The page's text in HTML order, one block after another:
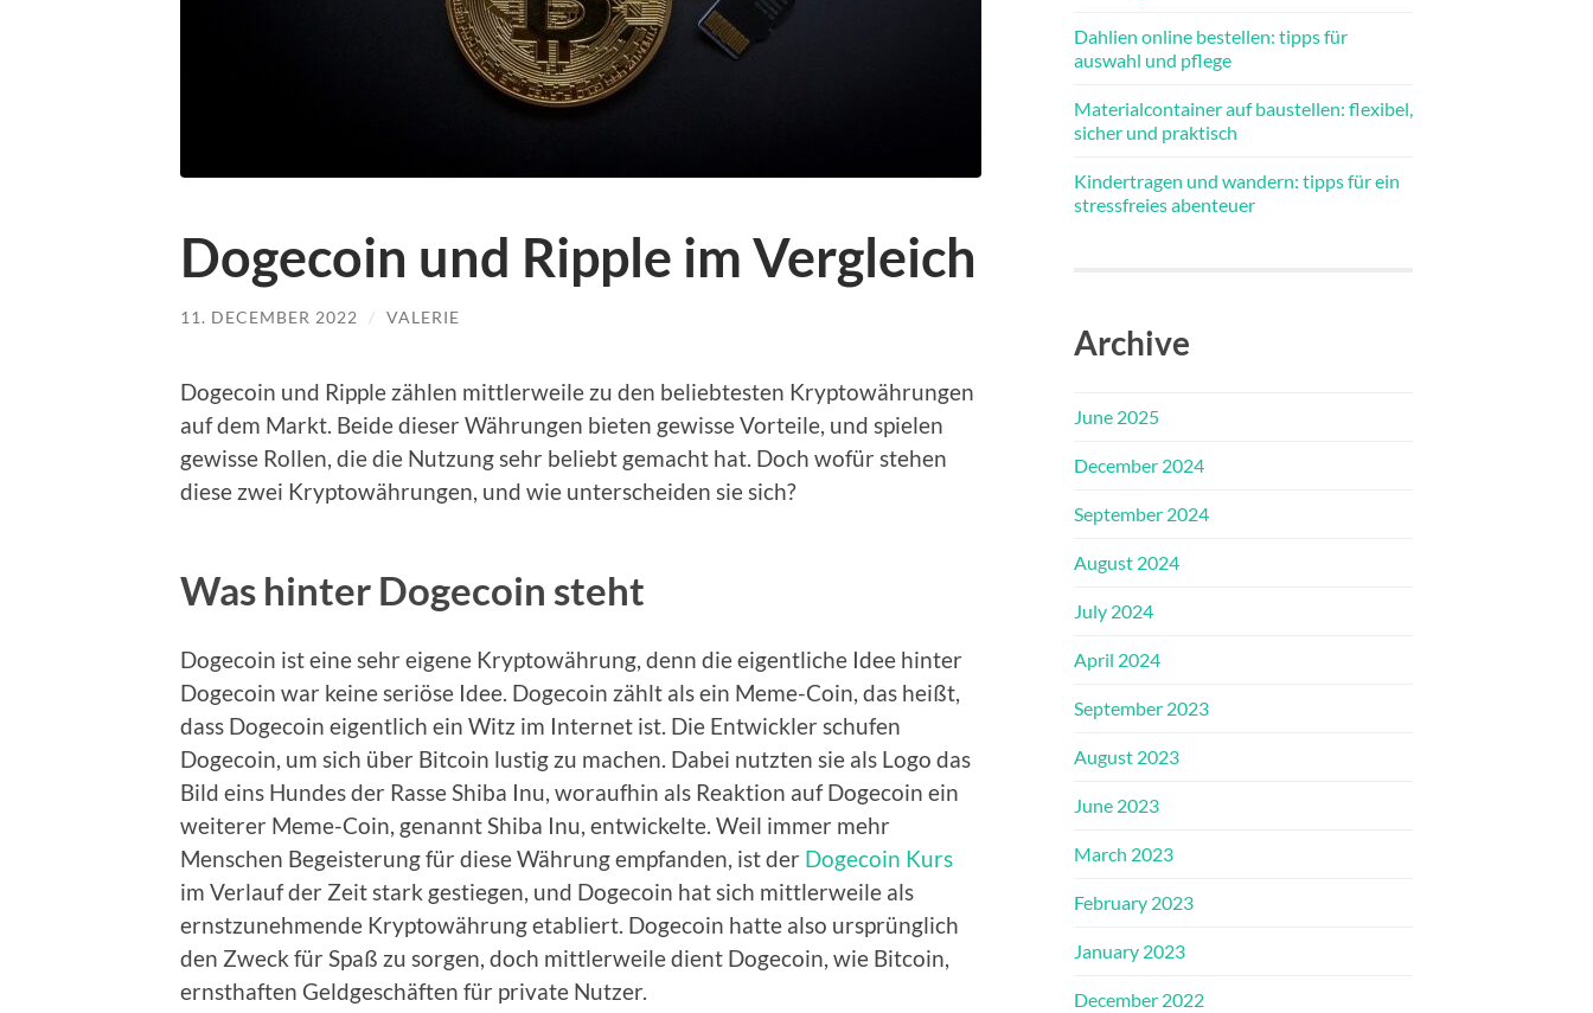
Dogecoin und Ripple im Vergleich
11. DECEMBER 2022 / VALERIE
Dogecoin und Ripple zählen mittlerweile zu den beliebtesten Kryptowährungen
auf dem Markt. Beide dieser Währungen bieten gewisse Vorteile, und spielen
gewisse Rollen, die die Nutzung sehr beliebt gemacht hat. Doch wofür stehen
diese zwei Kryptowährungen, und wie unterscheiden sie sich?
Was hinter Dogecoin steht
Dogecoin ist eine sehr eigene Kryptowährung, denn die eigentliche Idee hinter
Dogecoin war keine seriöse Idee. Dogecoin zählt als ein Meme-Coin, das heißt,
dass Dogecoin eigentlich ein Witz im Internet ist. Die Entwickler schufen
Dogecoin, um sich über Bitcoin lustig zu machen. Dabei nutzten sie als Logo das
Bild eins Hundes der Rasse Shiba Inu, woraufhin als Reaktion auf Dogecoin ein
weiterer Meme-Coin, genannt Shiba Inu, entwickelte. Weil immer mehr
Menschen Begeisterung für diese Währung empfanden, ist der Dogecoin Kurs
im Verlauf der Zeit stark gestiegen, und Dogecoin hat sich mittlerweile als
ernstzunehmende Kryptowährung etabliert. Dogecoin hatte also ursprünglich
den Zweck für Spaß zu sorgen, doch mittlerweile dient Dogecoin, wie Bitcoin,
ernsthaften Geldgeschäften für private Nutzer.
Dahlien online bestellen: tipps für
auswahl und pflege
Materialcontainer auf baustellen: flexibel,
sicher und praktisch
Kindertragen und wandern: tipps für ein
stressfreies abenteuer
Archive
June 2025
December 2024
September 2024
August 2024
July 2024
April 2024
September 2023
August 2023
June 2023
March 2023
February 2023
January 2023
December 2022